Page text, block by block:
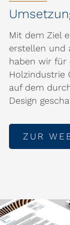
Mit dem Ziel
erstellen und
haben wir für
Holzindustrie
auf dem
Design
ZUR